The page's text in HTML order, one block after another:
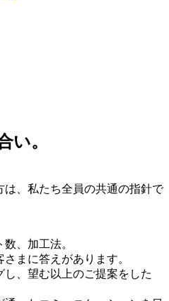
い。
、私たち全員の共通の指針で
、加工法。
まに答えがあります。
、望む以上のご提案をした